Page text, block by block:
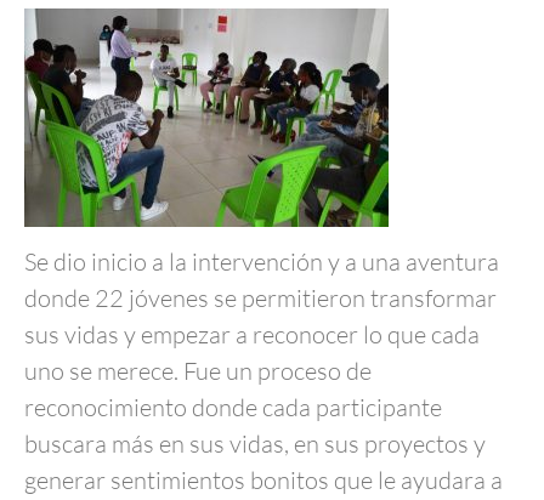
Se dio inicio a la intervención y a una aventura
donde 22 jóvenes se permitieron transformar
sus vidas y empezar a reconocer lo que cada
uno se merece. Fue un proceso de
reconocimiento donde cada participante
buscara más en sus vidas, en sus proyectos y
generar sentimientos bonitos que le ayudara a